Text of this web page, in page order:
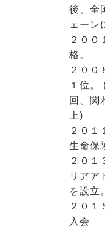
後、全
ェーン
２００
格。
２００
１位。
回、関
上)
２０１
生命保
２０１
リアア
を設立。
２０１
入会